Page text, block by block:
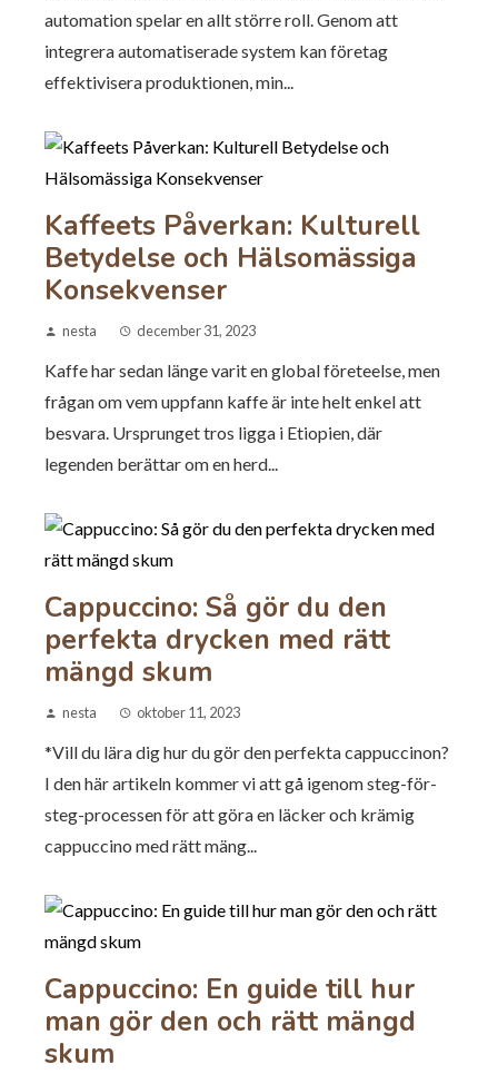
automation spelar en allt större roll. Genom att
integrera automatiserade system kan företag
effektivisera produktionen, min...
Kaffeets Påverkan: Kulturell
Betydelse och Hälsomässiga
Konsekvenser
nesta december 31, 2023
Kaffe har sedan länge varit en global företeelse, men
frågan om vem uppfann kaffe är inte helt enkel att
besvara. Ursprunget tros ligga i Etiopien, där
legenden berättar om en herd...
Cappuccino: Så gör du den
perfekta drycken med rätt
mängd skum
nesta oktober 11, 2023
*Vill du lära dig hur du gör den perfekta cappuccinon?
I den här artikeln kommer vi att gå igenom steg-för-
steg-processen för att göra en läcker och krämig
cappuccino med rätt mäng...
Cappuccino: En guide till hur
man gör den och rätt mängd
skum